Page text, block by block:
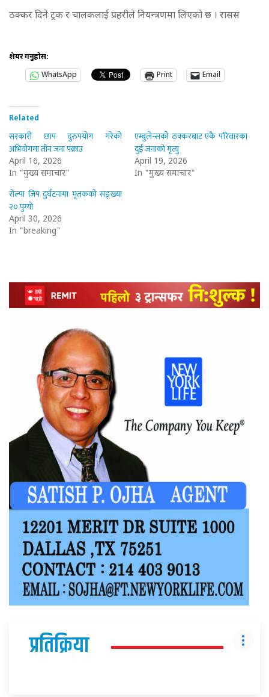
ठक्कर दिने ट्रक र चालकलाई प्रहरीले नियन्त्रणमा लिएको छ । रासस
शेयर गर्नुहोस:
WhatsApp
Print Email
Related
सरकारी छाप दुरुपयोग गरेको
अभियोगमा तीन जना पक्राउ
April 16, 2026
In "मुख्य समाचार"
एम्बुलेन्सको ठक्करबाट एकै परिवारका
दुई जनाको मृत्यु
April 19, 2026
In "मुख्य समाचार"
रोल्पा जिप दुर्घटनामा मृतकको सङ्ख्या
२० पुग्यो
April 30, 2026
In "breaking"
प्रतिक्रिया